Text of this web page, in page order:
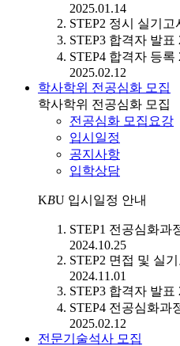
2025.01.14
STEP2 정시 실기고
STEP3 합격자 발표
STEP4 합격자 등록
2025.02.12
학사학위 전공심화 모집
학사학위 전공심화 모집
전공심화 모집요강
입시일정
공지사항
입학상담
KBU 입시일정 안내
STEP1 전공심화과
2024.10.25
STEP2 면접 및 실
2024.11.01
STEP3 합격자 발표
STEP4 전공심화과
2025.02.12
전문기술석사 모집